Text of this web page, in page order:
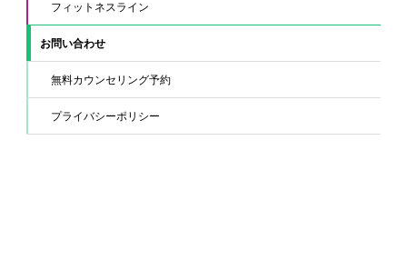
フィットネスライン
お問い合わせ
無料カウンセリング予約
プライバシーポリシー